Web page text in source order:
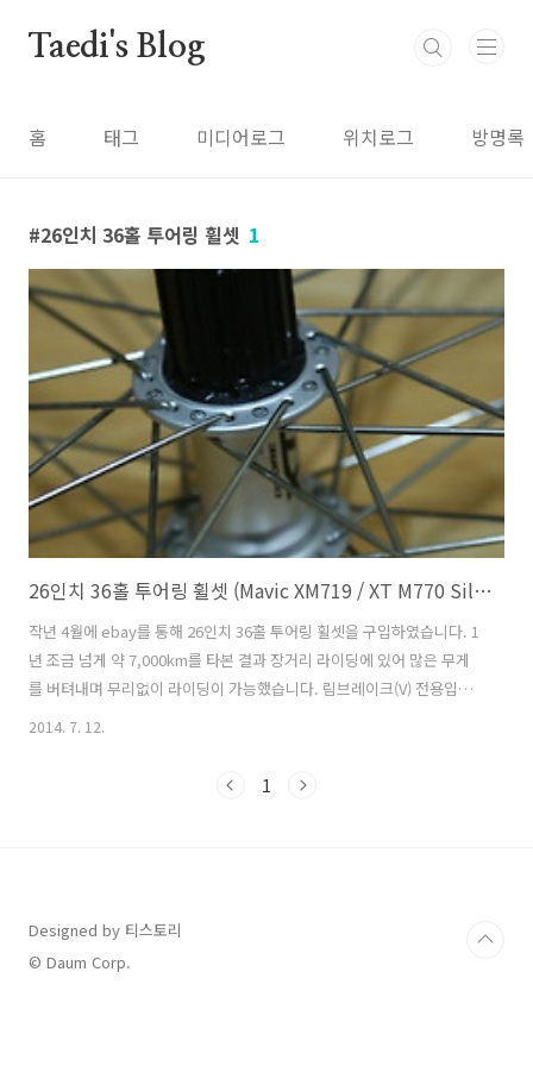
Taedi's Blog
홈 태그 미디어로그 위치로그 방명록
26인치 36홀 투어링 휠셋 1
26인치 36홀 투어링 휠셋 (Mavic XM719 / XT M770 Silver / DT Competit)
작년 4월에 ebay를 통해 26인치 36홀 투어링 휠셋을 구입하였습니다. 1
년 조금 넘게 약 7,000km를 타본 결과 장거리 라이딩에 있어 많은 무게
를 버텨내며 무리없이 라이딩이 가능했습니다. 림브레이크(V) 전용입니
다. Rim : Mavic XM719 Black Mavic XM719 Black의 제원입니다.출처
(Rear) 저전거 여행에는 많은 짐을 실어야 하기에 32hole(이하 h) 보다
2014. 7. 12.
1
Designed by 티스토리
© Daum Corp.